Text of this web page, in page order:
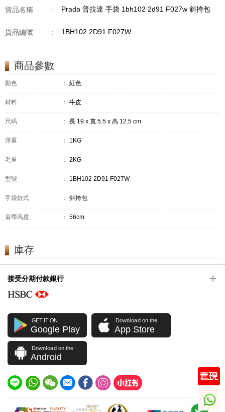
貨品名稱 : Prada 普拉達 手袋 1bh102 2d91 F027w 斜挎包
貨品編號 : 1BH102 2D91 F027W
商品參數
顏色 ： 紅色
材料 ： 牛皮
尺码 ： 長 19 x 寬 5.5 x 高 12.5 cm
淨重 ： 1KG
毛重 ： 2KG
型號 ： 1BH102 2D91 F027W
手袋款式 ： 斜挎包
肩帶高度 ： 56cm
庫存
接受分期付款銀行
GET IT ON
Google Play
Download on the
App Store
Download on the
Android